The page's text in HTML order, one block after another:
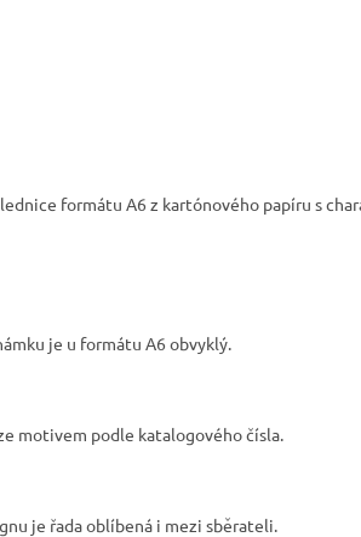
formátu A6 z kartónového papíru s
je u formátu A6 obvyklý.
motivem podle katalogového čísla.
je řada oblíbená i mezi sběrateli.